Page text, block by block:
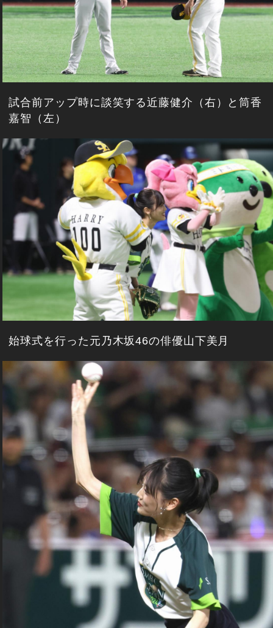
試合前アップ時に談笑する近藤健介（右）と筒香
嘉智（左）
始球式を行った元乃木坂46の俳優山下美月